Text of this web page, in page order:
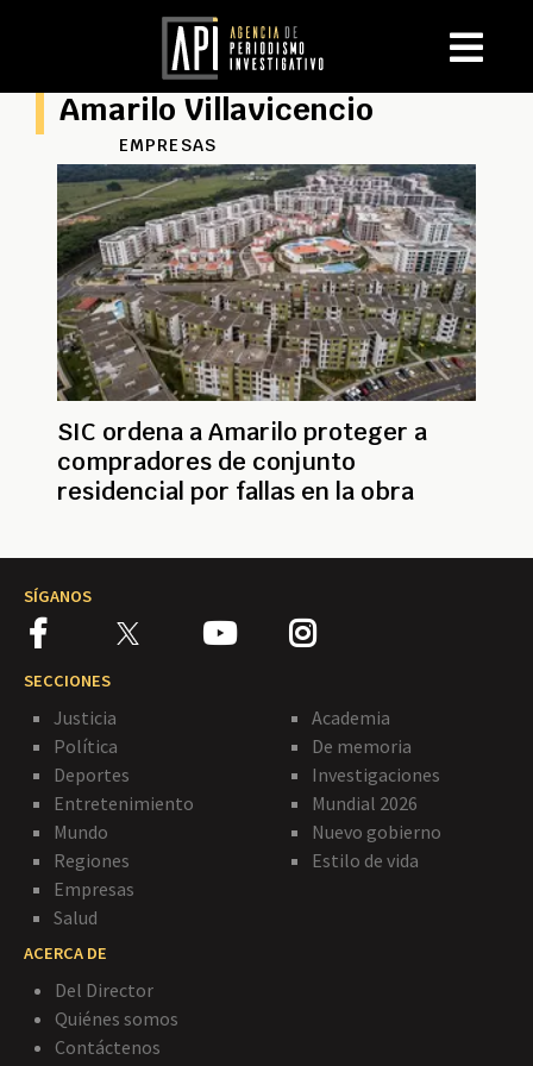
Amarilo Villavicencio
EMPRESAS
SIC ordena a Amarilo proteger a
compradores de conjunto
residencial por fallas en la obra
SÍGANOS
SECCIONES
Justicia
Política
Deportes
Entretenimiento
Mundo
Regiones
Empresas
Salud
Academia
De memoria
Investigaciones
Mundial 2026
Nuevo gobierno
Estilo de vida
ACERCA DE
Del Director
Quiénes somos
Contáctenos